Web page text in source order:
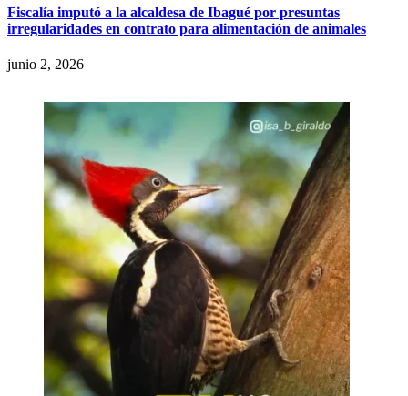
Fiscalía imputó a la alcaldesa de Ibagué por presuntas
irregularidades en contrato para alimentación de animales
junio 2, 2026